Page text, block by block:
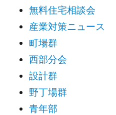
無料住宅相談会
産業対策ニュース
町場群
西部分会
設計群
野丁場群
青年部